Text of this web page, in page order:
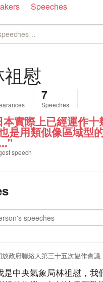
Speeches
慰
7
Speeches
實際上已經運作十
是用類似像區域型
speech
放政府聯絡人第三十五次協作會議
是中央氣象局林祖慰，我